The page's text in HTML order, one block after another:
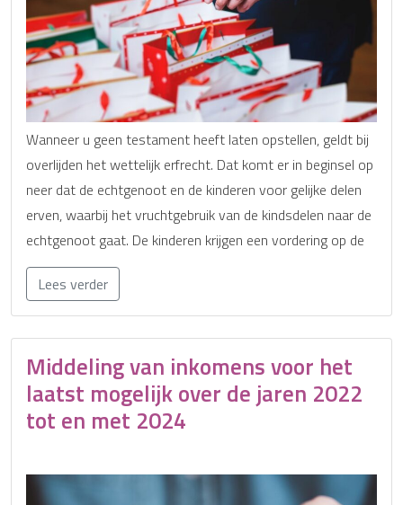
Wanneer u geen testament heeft laten opstellen, geldt bij
overlijden het wettelijk erfrecht. Dat komt er in beginsel op
neer dat de echtgenoot en de kinderen voor gelijke delen
erven, waarbij het vruchtgebruik van de kindsdelen naar de
echtgenoot gaat. De kinderen krijgen een vordering op de
Lees verder
Middeling van inkomens voor het
laatst mogelijk over de jaren 2022
tot en met 2024